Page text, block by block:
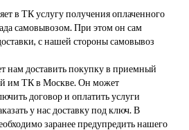
в ТК услугу получения оплаченного
самовывозом. При этом он сам
с нашей стороны самовывоз
нам доставить покупку в приемный
им ТК в Москве. Он может
договор и оплатить услуги
у нас доставку под ключ. В
заранее предупредить нашего